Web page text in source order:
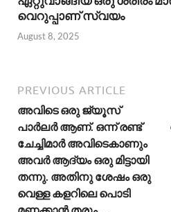
വെറുപ്പാണ് സ്വയം
August 8, 2025
PREVIOUS ARTICLE
അവിടെ ഒരു ജ്യൂസ്
പാർലർ ആണ്. ഒന്ന് രണ്ട്
ചേച്ചിമാർ അവിടെകാണും
അവർ ആദ്യം ഒരു മിട്ടായി
തന്നു. അതിനു ശേഷം ഒരു
വെള്ള കളറിലെ പൊടി